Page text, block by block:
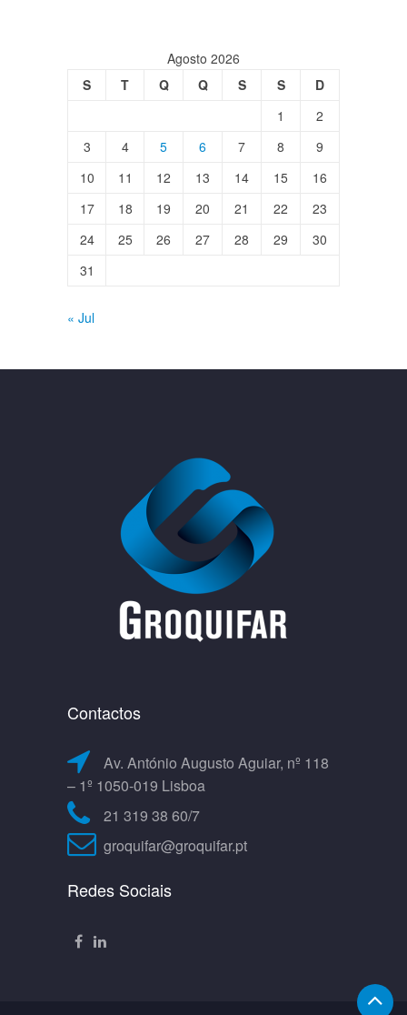
Agosto 2026
S
T Q Q S S
D
1
2
3
4 5 6 7 8
9
10
11 12 13 14 15
16
17
18 19 20 21 22
23
24
25 26 27 28 29
30
31
« Jul
Contactos
Av. António Augusto Aguiar, nº 118
– 1º 1050-019 Lisboa
21 319 38 60/7
groquifar@groquifar.pt
Redes Sociais